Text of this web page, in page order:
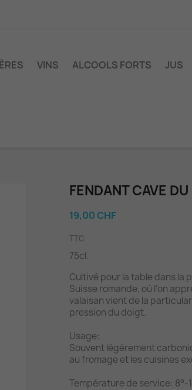
VINS ALCOOLS FORTS JUS
FENDANT CAVE
19,00 CHF
TTC
75cl.
Cultivé pour la table dans la
Suisse romande, où l'on
valaisan vient de la
pression du doigt.
Usage:
Souvent légèrement
au fromage et les cuisines
Température de service: 8°-